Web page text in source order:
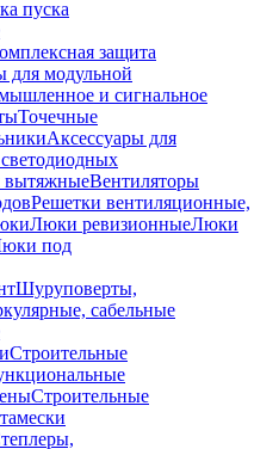
пуска
защита
для модульной
и сигнальное
Точечные
Аксессуары для
вытяжныеВентиляторы
Решетки вентиляционные,
Люки ревизионныеЛюки
под
Шуруповерты,
сабельные
Строительные
Строительные